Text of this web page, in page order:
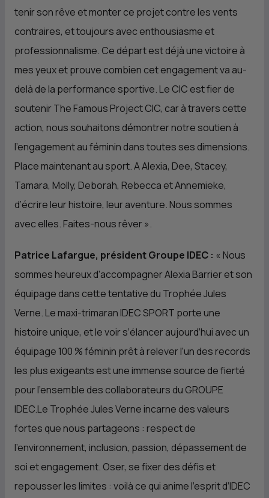
tenir son rêve et monter ce projet contre les vents
contraires, et toujours avec enthousiasme et
professionnalisme. Ce départ est déjà une victoire à
mes yeux et prouve combien cet engagement va au-
delà de la performance sportive. Le CIC est fier de
soutenir The Famous ProjectCIC, car à travers cette
action, nous souhaitons démontrer notre soutien à
l’engagement au féminin dans toutes ses dimensions.
Place maintenant au sport. A Alexia, Dee, Stacey,
Tamara, Molly, Deborah, Rebecca et Annemieke,
d’écrire leur histoire, leur aventure. Nous sommes
avec elles. Faites-nous rêver».
Patrice Lafargue, président Groupe IDEC : « Nous
sommes heureux d’accompagner Alexia Barrier et son
équipage dans cette tentative du Trophée Jules
Verne. Le maxi-trimaran IDEC SPORT porte une
histoire unique, et le voir s’élancer aujourd’hui avec un
équipage 100 % féminin prêt à relever l’un des records
les plus exigeants est une immense source de fierté
pour l’ensemble des collaborateurs du GROUPE
IDEC.Le Trophée Jules Verne incarne des valeurs
fortes que nous partageons : respect de
l’environnement, inclusion, passion, dépassement de
soi et engagement. Oser, se fixer des défis et
repousser les limites : voilà ce qui anime l’esprit d’IDEC